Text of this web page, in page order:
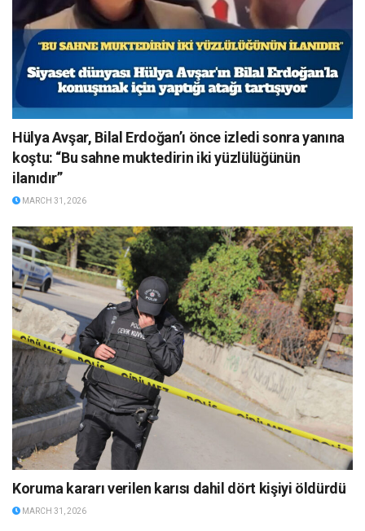
Hülya Avşar, Bilal Erdoğan’ı önce izledi sonra yanına
koştu: “Bu sahne muktedirin iki yüzlülüğünün
ilanıdır”
MARCH 31, 2026
Koruma kararı verilen karısı dahil dört kişiyi öldürdü
MARCH 31, 2026